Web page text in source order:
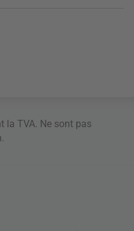
la TVA. Ne sont pas